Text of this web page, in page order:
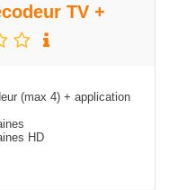
TV +
(max 4) + application
HD